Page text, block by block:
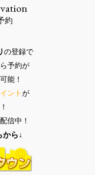
約
の登録で
予約が
能 ！
ント が
信中！
から↓